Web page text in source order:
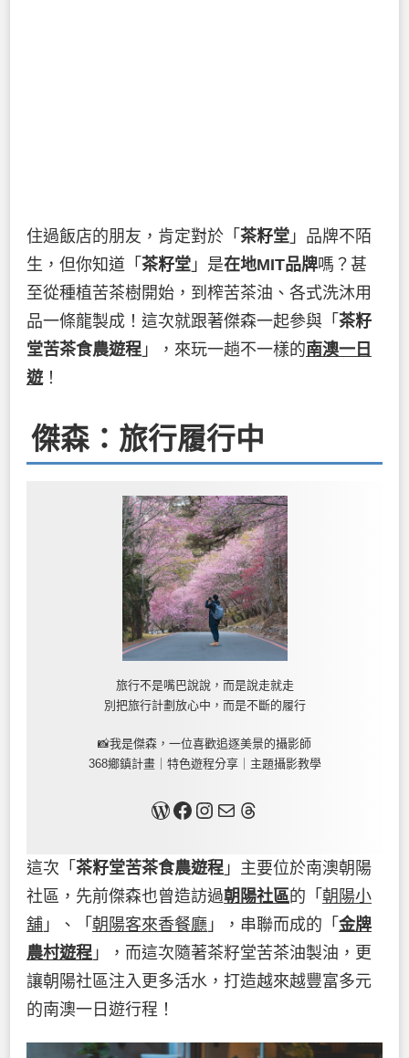
住過飯店的朋友，肯定對於「 茶籽堂 」品牌不陌
生，但你知道「 茶籽堂 」是在地MIT品牌嗎？甚
至從種植苦茶樹開始，到榨苦茶油、各式洗沐用
品一條龍製成！這次就跟著傑森一起參與「 茶籽
堂苦茶食農遊程 」，來玩一趟不一樣的南澳一日
遊！
傑森：旅行履行中
旅行不是嘴巴說說，而是說走就走
別把旅行計劃放心中，而是不斷的履行
📸我是傑森，一位喜歡追逐美景的攝影師
368鄉鎮計畫｜特色遊程分享｜主題攝影教學
關於我Facebook InstagramMail Threads
這次「 茶籽堂苦茶食農遊程 」主要位於南澳朝陽
社區，先前傑森也曾造訪過朝陽社區的「 朝陽小
舖 」、「 朝陽客來香餐廳 」，串聯而成的「 金牌
農村遊程 」，而這次隨著茶籽堂苦茶油製油，更
讓朝陽社區注入更多活水，打造越來越豐富多元
的南澳一日遊行程！